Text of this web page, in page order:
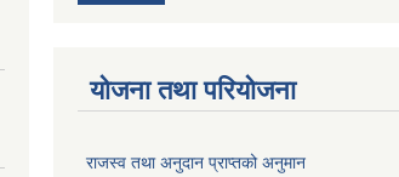
योजना तथा परियोजना
राजस्व तथा अनुदान प्राप्तको अनुमान